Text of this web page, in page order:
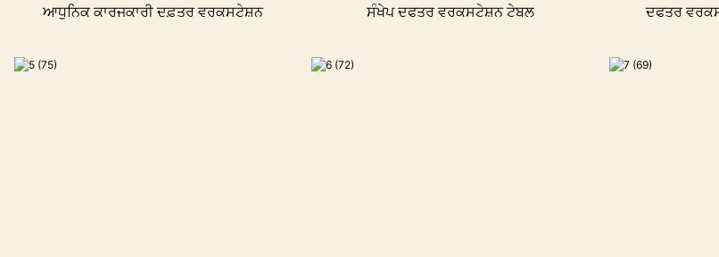
ਆਧੁਨਿਕ ਕਾਰਜਕਾਰੀ ਦਫ਼ਤਰ ਵਰਕਸਟੇਸ਼ਨ ਸੰਖੇਪ ਦਫਤਰ ਵਰਕਸਟੇਸ਼ਨ ਟੇਬਲ ਦਫਤਰ